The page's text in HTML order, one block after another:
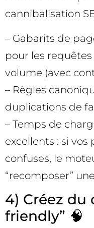
cannibalisation
– Gabarits de
pour les
volume (avec
– Règles
duplications de
– Temps de
excellents : si
confuses, le
“recomposer”
4) Créez du
friendly” 🧠